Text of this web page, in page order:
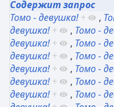
Содержит запрос
Томо - девушка! + ,
девушка! + , Томо -
девушка! + , Томо -
девушка! + , Томо -
девушка! + , Томо -
девушка! + , Томо -
девушка! + , Томо -